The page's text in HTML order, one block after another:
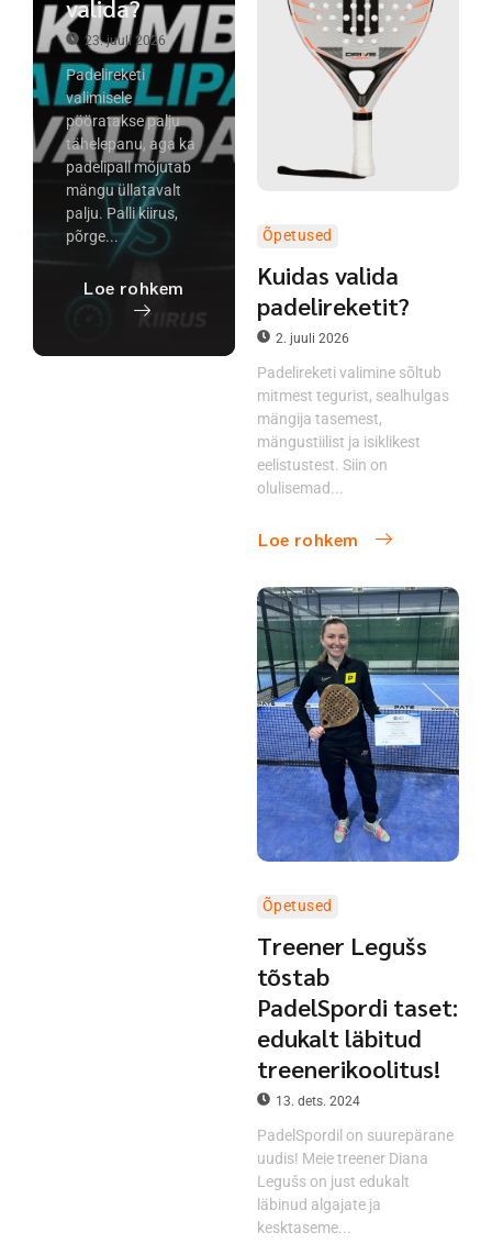
valida?
23. juuli 2026
Padelireketi
valimisele
pööratakse palju
tähelepanu, aga ka
padelipall mõjutab
mängu üllatavalt
palju. Palli kiirus,
põrge...
Loe rohkem
Õpetused
Kuidas valida
padelireketit?
2. juuli 2026
Padelireketi valimine sõltub
mitmest tegurist, sealhulgas
mängija tasemest,
mängustiilist ja isiklikest
eelistustest. Siin on
olulisemad...
Loe rohkem
Õpetused
Treener Legušs
tõstab
PadelSpordi taset:
edukalt läbitud
treenerikoolitus!
13. dets. 2024
PadelSpordil on suurepärane
uudis! Meie treener Diana
Legušs on just edukalt
läbinud algajate ja
kesktaseme...